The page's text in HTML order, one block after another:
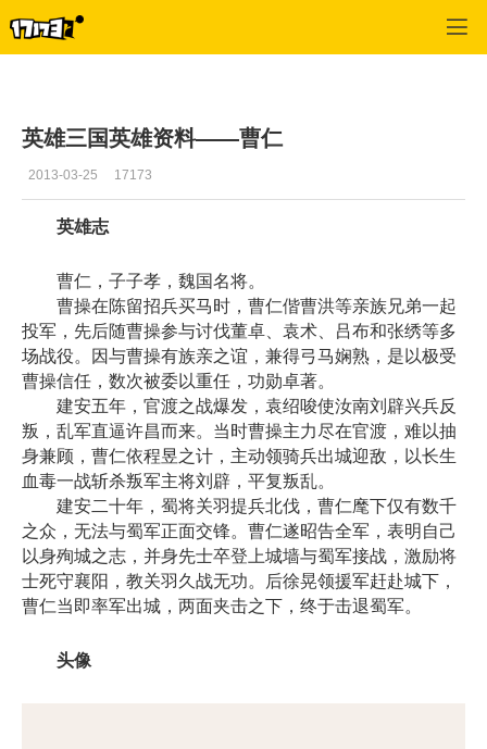
英雄三国英雄资料——曹仁
2013-03-25 17173
英雄志
曹仁，子子孝，魏国名将。
曹操在陈留招兵买马时，曹仁偕曹洪等亲族兄弟一起
投军，先后随曹操参与讨伐董卓、袁术、吕布和张绣等多
场战役。因与曹操有族亲之谊，兼得弓马娴熟，是以极受
曹操信任，数次被委以重任，功勋卓著。
建安五年，官渡之战爆发，袁绍唆使汝南刘辟兴兵反
叛，乱军直逼许昌而来。当时曹操主力尽在官渡，难以抽
身兼顾，曹仁依程昱之计，主动领骑兵出城迎敌，以长生
血毒一战斩杀叛军主将刘辟，平复叛乱。
建安二十年，蜀将关羽提兵北伐，曹仁麾下仅有数千
之众，无法与蜀军正面交锋。曹仁遂昭告全军，表明自己
以身殉城之志，并身先士卒登上城墙与蜀军接战，激励将
士死守襄阳，教关羽久战无功。后徐晃领援军赶赴城下，
曹仁当即率军出城，两面夹击之下，终于击退蜀军。
头像